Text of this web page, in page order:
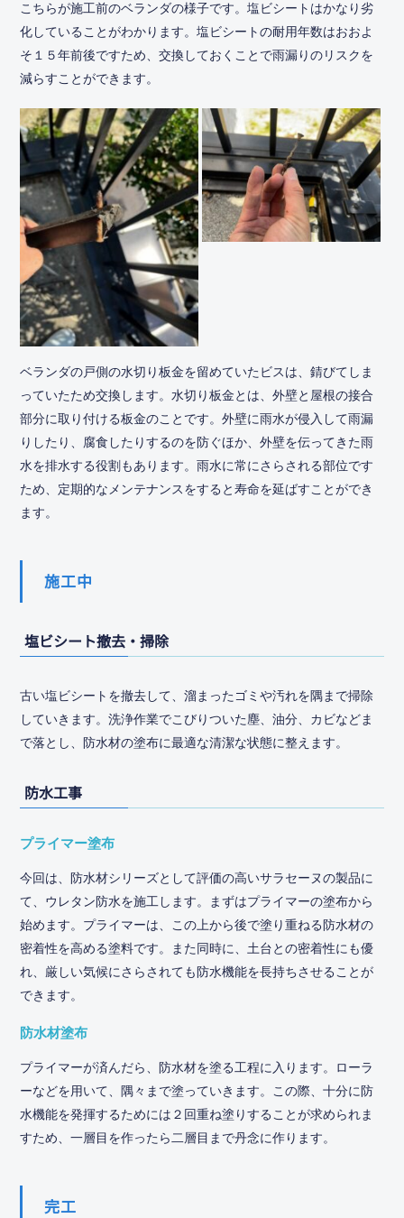
こちらが施工前のベランダの様子です。塩ビシートはかなり劣
化していることがわかります。塩ビシートの耐用年数はおおよ
そ１５年前後ですため、交換しておくことで雨漏りのリスクを
減らすことができます。
ベランダの戸側の水切り板金を留めていたビスは、錆びてしま
っていたため交換します。水切り板金とは、外壁と屋根の接合
部分に取り付ける板金のことです。外壁に雨水が侵入して雨漏
りしたり、腐食したりするのを防ぐほか、外壁を伝ってきた雨
水を排水する役割もあります。雨水に常にさらされる部位です
ため、定期的なメンテナンスをすると寿命を延ばすことができ
ます。
施工中
塩ビシート撤去・掃除
古い塩ビシートを撤去して、溜まったゴミや汚れを隅まで掃除
していきます。洗浄作業でこびりついた塵、油分、カビなどま
で落とし、防水材の塗布に最適な清潔な状態に整えます。
防水工事
プライマー塗布
今回は、防水材シリーズとして評価の高いサラセーヌの製品に
て、ウレタン防水を施工します。まずはプライマーの塗布から
始めます。プライマーは、この上から後で塗り重ねる防水材の
密着性を高める塗料です。また同時に、土台との密着性にも優
れ、厳しい気候にさらされても防水機能を長持ちさせることが
できます。
防水材塗布
プライマーが済んだら、防水材を塗る工程に入ります。ローラ
ーなどを用いて、隅々まで塗っていきます。この際、十分に防
水機能を発揮するためには２回重ね塗りすることが求められま
すため、一層目を作ったら二層目まで丹念に作ります。
完工